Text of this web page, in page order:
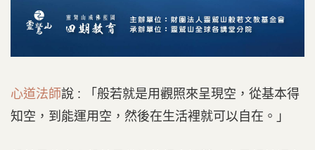
心道法師說 : 「般若就是用觀照來呈現空，從基本得
知空，到能運用空，然後在生活裡就可以自在。」